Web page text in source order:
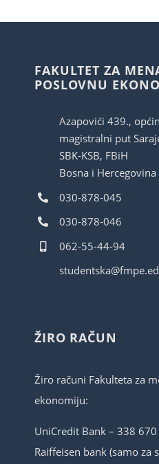
FAKULTET ZA
POSLOVNU
Azapovići 439.,
magistralni put
SBK-KSB, FBiH
Bosna i Hercegovina
030-878-045
030-878-046
062-55-44-94
ŽIRO RAČUN
Žiro računi Fakulteta za
ekonomiju:
UniCredit Bank – 338
Raiffeisen bank (samo za